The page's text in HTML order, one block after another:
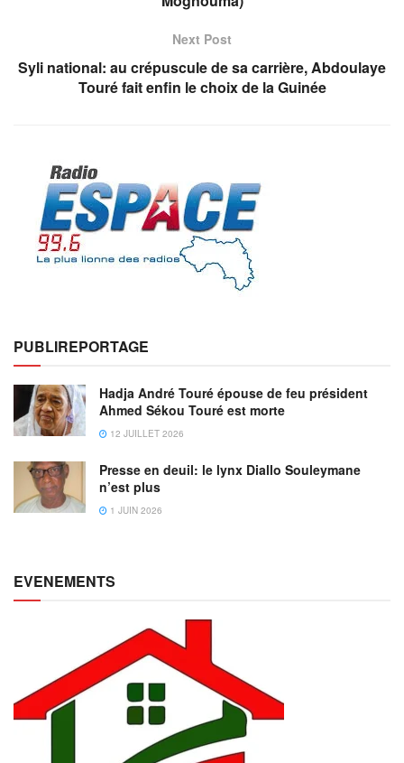
Next Post
Syli national: au crépuscule de sa carrière, Abdoulaye
Touré fait enfin le choix de la Guinée
PUBLIREPORTAGE
Hadja André Touré épouse de feu président
Ahmed Sékou Touré est morte
12 JUILLET 2026
Presse en deuil: le lynx Diallo Souleymane
n’est plus
1 JUIN 2026
EVENEMENTS